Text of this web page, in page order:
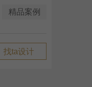
精品案例
找ta设计